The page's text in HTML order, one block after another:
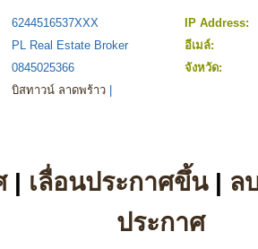
6244516537XXX
IP Address:
PL Real Estate Broker
อีเมล์:
0845025366
จังหวัด:
บิสทาวน์ ลาดพร้าว
| เลื่อนประกาศขึ้น| ล
ประกาศ